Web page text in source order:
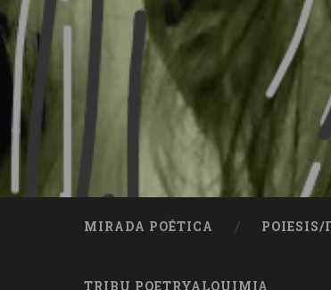
Skip
to
content
Search
MIRADA POÉTICA
TRIBU POETRYALQUIMIA